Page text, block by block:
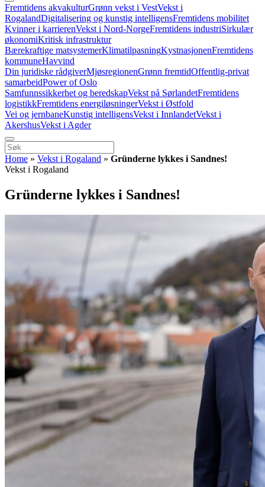
Fremtidens akvakulturGrønn vekst i VestVekst i
RogalandDigitalisering og kunstig intelligensFremtidens mobilitet
Kvinner i karrierenVekst i Nord-NorgeFremtidens industriSirkulær
økonomiKritisk infrastruktur
Bærekraftige matsystemerKlimatilpasningKystnasjonenFremtidens
kommuneHavvind
Din juridiske rådgiverMjøsregionenGrønn fremtidOffentlig-privat
samarbeidPower of Oslo
Samfunnssikkerhet og beredskapVekst på SørlandetFremtidens
logistikkFremtidens energiløsningerVekst i Østfold
Vei og jernbaneKunstig intelligensVekst i InnlandetVekst i
AkershusVekst i Agder
Home » Vekst i Rogaland » Gründerne lykkes i Sandnes!
Vekst i Rogaland
Gründerne lykkes i Sandnes!